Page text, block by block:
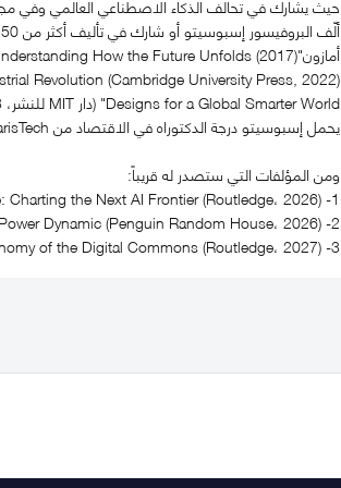
حيث يشارك في تحالف الذكاء الاصطناعي العالمي وفي
Designs for a Global Smarter World" (دار MIT للنشر، 2023) و "Digitizing the Emerging Economies" (دار نشر جامعة كامبردج، 2024).
يحمل إسبوسيتو درجة الدكتوراه في الاقتصاد من École des Ponts ParisTech، ويقيم بين بوسطن وجنيف ودبي.
ومن المؤلفات التي ستصدر له قريباً:
1- Becoming AI Native: Charting the Next AI Frontier (Routledge، 2026).
2- Tectonic Shifts: How Technology Is Remaking Global Power Dynamic (Penguin Random House، 2026).
3- Who Rules the Internet? Polycentric Governance and the Political Economy of the Digital Commons (Routledge، 2027).